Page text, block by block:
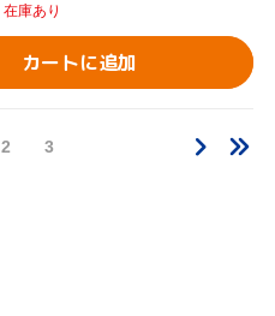
在庫あり
カートに追加
2 3